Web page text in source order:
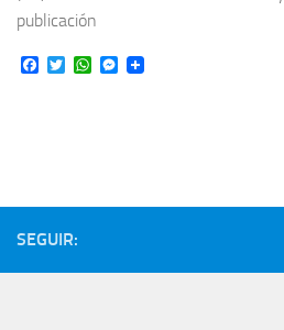
publicación
Facebook
TwitterWhatsApp
Messenger
SEGUIR: